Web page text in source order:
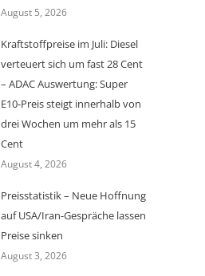
August 5, 2026
Kraftstoffpreise im Juli: Diesel
verteuert sich um fast 28 Cent
– ADAC Auswertung: Super
E10-Preis steigt innerhalb von
drei Wochen um mehr als 15
Cent
August 4, 2026
Preisstatistik – Neue Hoffnung
auf USA/Iran-Gespräche lassen
Preise sinken
August 3, 2026